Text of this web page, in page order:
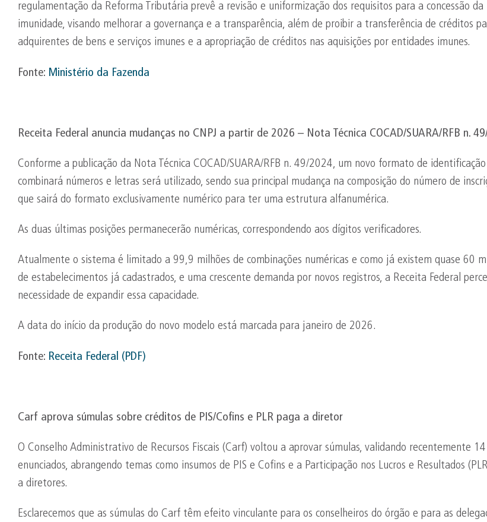
regulamentação da Reforma Tributária prevê a revisão e uniformização dos requisitos para a concessão da
imunidade, visando melhorar a governança e a transparência, além de proibir a transferência de créditos
adquirentes de bens e serviços imunes e a apropriação de créditos nas aquisições por entidades imunes.
Fonte: Ministério da Fazenda
Receita Federal anuncia mudanças no CNPJ a partir de 2026 – Nota Técnica COCAD/SUARA/RFB n.
Conforme a publicação da Nota Técnica COCAD/SUARA/RFB n. 49/2024, um novo formato de
combinará números e letras será utilizado, sendo sua principal mudança na composição do número de
que sairá do formato exclusivamente numérico para ter uma estrutura alfanumérica.
As duas últimas posições permanecerão numéricas, correspondendo aos dígitos verificadores.
Atualmente o sistema é limitado a 99,9 milhões de combinações numéricas e como já existem quase 60
de estabelecimentos já cadastrados, e uma crescente demanda por novos registros, a Receita Federal
necessidade de expandir essa capacidade.
A data do início da produção do novo modelo está marcada para janeiro de 2026.
Fonte: Receita Federal (PDF)
Carf aprova súmulas sobre créditos de PIS/Cofins e PLR paga a diretor
O Conselho Administrativo de Recursos Fiscais (Carf) voltou a aprovar súmulas, validando recentemente 14
enunciados, abrangendo temas como insumos de PIS e Cofins e a Participação nos Lucros e Resultados
a diretores.
Esclarecemos que as súmulas do Carf têm efeito vinculante para os conselheiros do órgão e para as